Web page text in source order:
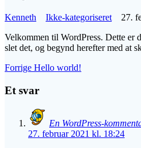
Kenneth Ikke-kategoriseret 27.
Velkommen til WordPress. Dette er
slet det, og begynd herefter med at
Indlægsnavigation
Forrige Forrige
Hello world!
Et svar
En WordPress-
27. februar 2021 kl. 18:24